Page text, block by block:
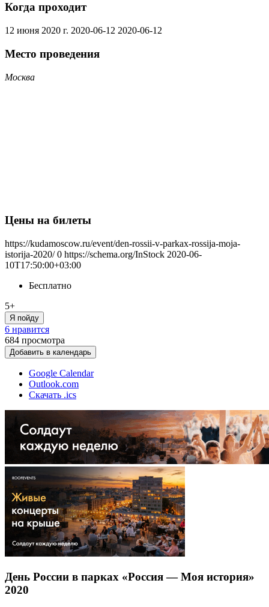
Когда проходит
12 июня 2020 г. 2020-06-12 2020-06-12
Место проведения
Москва
Цены на билеты
https://kudamoscow.ru/event/den-rossii-v-parkax-rossija-moja-
istorija-2020/ 0 https://schema.org/InStock 2020-06-
10T17:50:00+03:00
Бесплатно
5+
Я пойду
6 нравится
684 просмотра
Добавить в календарь
Google Calendar
Outlook.com
Скачать .ics
День России в парках «Россия — Моя история»
2020